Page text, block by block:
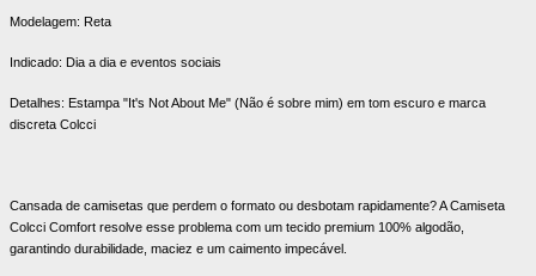
Modelagem: Reta
Indicado: Dia a dia e eventos sociais
Detalhes: Estampa "It's Not About Me" (Não é sobre mim) em tom escuro e marca
discreta Colcci
Cansada de camisetas que perdem o formato ou desbotam rapidamente? A Camiseta
Colcci Comfort resolve esse problema com um tecido premium 100% algodão,
garantindo durabilidade, maciez e um caimento impecável.